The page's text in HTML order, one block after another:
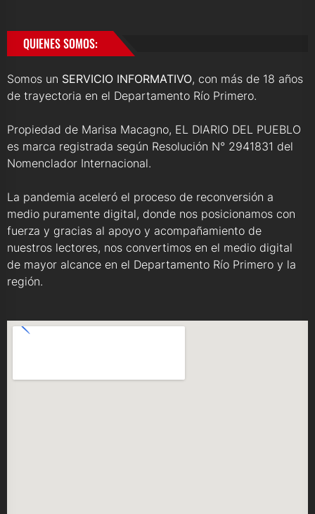
QUIENES SOMOS:
Somos un SERVICIO INFORMATIVO, con más de 18 años
de trayectoria en el Departamento Río Primero.
Propiedad de Marisa Macagno, EL DIARIO DEL PUEBLO
es marca registrada según Resolución N° 2941831 del
Nomenclador Internacional.
La pandemia aceleró el proceso de reconversión a
medio puramente digital, donde nos posicionamos con
fuerza y gracias al apoyo y acompañamiento de
nuestros lectores, nos convertimos en el medio digital
de mayor alcance en el Departamento Río Primero y la
región.